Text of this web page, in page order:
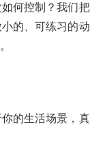
何控制？我们把
的、可练习的动
的生活场景，真